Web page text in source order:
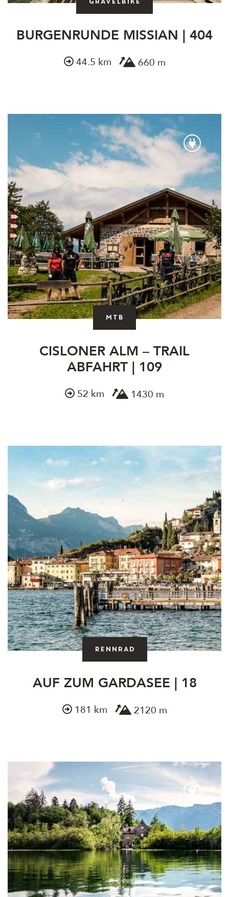
BURGENRUNDE MISSIAN | 404
44.5 km 660 m
MTB
CISLONER ALM – TRAIL
ABFAHRT | 109
52 km 1430 m
Rennrad
AUF ZUM GARDASEE | 18
181 km 2120 m